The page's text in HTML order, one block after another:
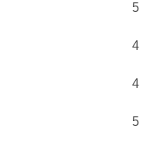
5
4
4
5